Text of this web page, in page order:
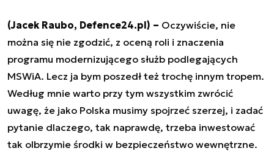
(Jacek Raubo, Defence24.pl) – Oczywiście, nie
można się nie zgodzić, z oceną roli i znaczenia
programu modernizującego służb podlegających
MSWiA. Lecz ja bym poszedł też trochę innym tropem.
Według mnie warto przy tym wszystkim zwrócić
uwagę, że jako Polska musimy spojrzeć szerzej, i zadać
pytanie dlaczego, tak naprawdę, trzeba inwestować
tak olbrzymie środki w bezpieczeństwo wewnętrzne.